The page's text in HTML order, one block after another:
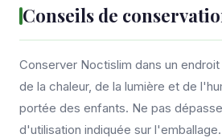
Conseils de
Conserver Noctislim dans un
de la chaleur, de la lumière et de
portée des enfants. Ne pas
d'utilisation indiquée sur l'emballage.